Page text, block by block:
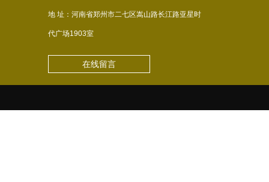
地 址：河南省郑州市二七区嵩山路长江路亚星时
代广场1903室
在线留言